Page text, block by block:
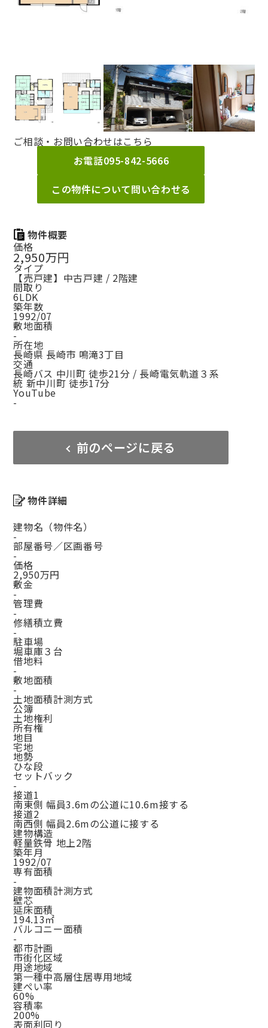
ご相談・お問い合わせはこちら
お電話095-842-5666
この物件について問い合わせる
物件概要
価格
2,950万円
タイプ
【売戸建】中古戸建 / 2階建
間取り
6LDK
築年数
1992/07
敷地面積
-
所在地
長崎県 長崎市 鳴滝3丁目
交通
長崎バス 中川町 徒歩21分 / 長崎電気軌道３系
統 新中川町 徒歩17分
YouTube
-
前のページに戻る
物件詳細
建物名（物件名）
-
部屋番号／区画番号
-
価格
2,950万円
敷金
-
管理費
-
修繕積立費
-
駐車場
堀車庫３台
借地料
-
敷地面積
-
土地面積計測方式
公簿
土地権利
所有権
地目
宅地
地勢
ひな段
セットバック
-
接道1
南東側 幅員3.6mの公道に10.6m接する
接道2
南西側 幅員2.6mの公道に接する
建物構造
軽量鉄骨 地上2階
築年月
1992/07
専有面積
-
建物面積計測方式
壁芯
延床面積
194.13㎡
バルコニー面積
-
都市計画
市街化区域
用途地域
第一種中高層住居専用地域
建ぺい率
60%
容積率
200%
表面利回り